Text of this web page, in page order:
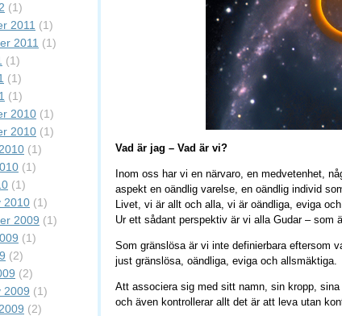
(1)
2011 (1)
2011 (1)
(1)
(1)
(1)
2010 (1)
2010 (1)
(1)
(1)
(1)
2010 (1)
2009 (1)
(1)
(2)
(2)
2009 (1)
(2)
Vad är jag – Vad är vi?
Inom oss har vi en närvaro, en medvetenhet,
aspekt en oändlig varelse, en oändlig individ
Livet, vi är allt och alla, vi är oändliga, eviga
Ur ett sådant perspektiv är vi alla Gudar – som
Som gränslösa är vi inte definierbara eftersom
just gränslösa, oändliga, eviga och allsmäktiga.
Att associera sig med sitt namn, sin kropp,
och även kontrollerar allt det är att leva utan